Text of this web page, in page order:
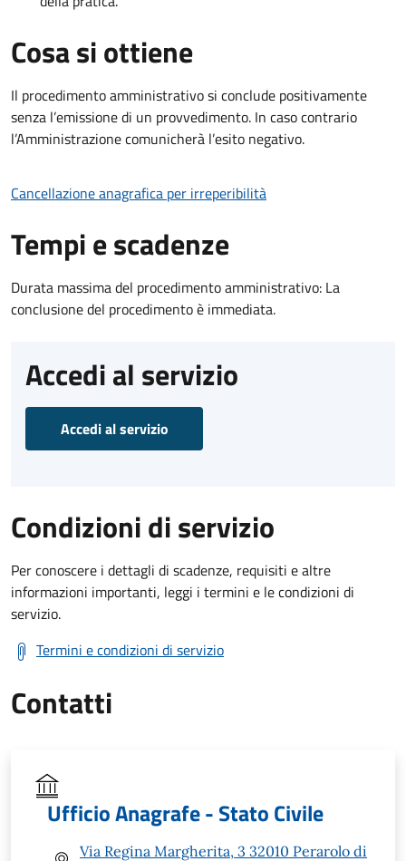
Cosa si ottiene
Il procedimento amministrativo si conclude positivamente
senza l’emissione di un provvedimento. In caso contrario
l’Amministrazione comunicherà l’esito negativo.
Cancellazione anagrafica per irreperibilità
Tempi e scadenze
Durata massima del procedimento amministrativo: La
conclusione del procedimento è immediata.
Accedi al servizio
Accedi al servizio
Condizioni di servizio
Per conoscere i dettagli di scadenze, requisiti e altre
informazioni importanti, leggi i termini e le condizioni di
servizio.
Termini e condizioni di servizio
Contatti
Ufficio Anagrafe - Stato Civile
Via Regina Margherita, 3 32010 Perarolo di